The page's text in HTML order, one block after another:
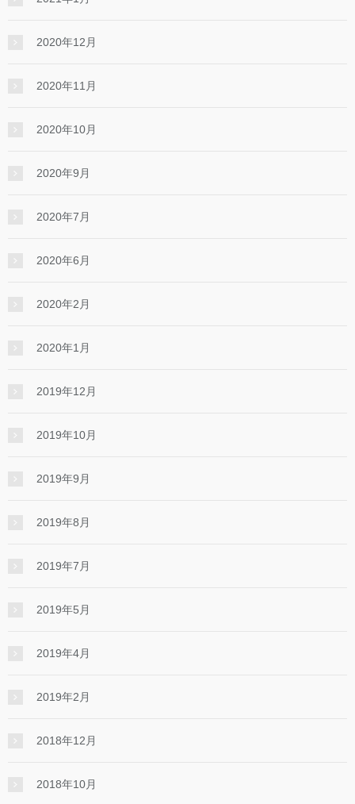
2020年12月
2020年11月
2020年10月
2020年9月
2020年7月
2020年6月
2020年2月
2020年1月
2019年12月
2019年10月
2019年9月
2019年8月
2019年7月
2019年5月
2019年4月
2019年2月
2018年12月
2018年10月